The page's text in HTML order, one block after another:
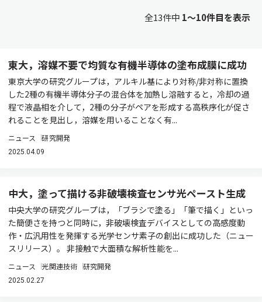
全13件中 1〜10件目を表示
東大，溶媒不要で均質な有機半導体の塗布成膜に成功
東京大学の研究グループは，アルキル基により対称/非対称に置換
した2種の有機半導体分子の混合体を加熱し溶融すると，冷却の過
程で液晶相を介して，2種の分子がペアを形成する高秩序化が促さ
れることを見出し，溶媒を用いることなく有...
ニュース 研究開発
2025.04.09
中大，塗って描ける非破壊検査センサ光ペースト生成
中央大学の研究グループは，「ブラシで塗る」「筆で描く」といっ
た簡便さを持つと同時に，非破壊検査デバイスとしての高感度動
作・広汎用性を発揮する光学センサ素子の創出に成功した（ニュー
スリリース）。 非接触で大面積な解析性能を...
ニュース 光関連技術 研究開発
2025.02.27